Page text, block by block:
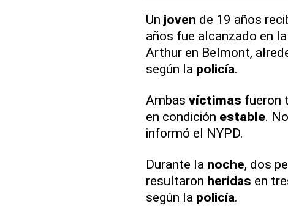
Un joven de 19 años
años fue alcanzado en
Arthur en Belmont,
según la policía.
Ambas víctimas fueron
en condición estable.
informó el NYPD.
Durante la noche, dos
resultaron heridas en
según la policía.